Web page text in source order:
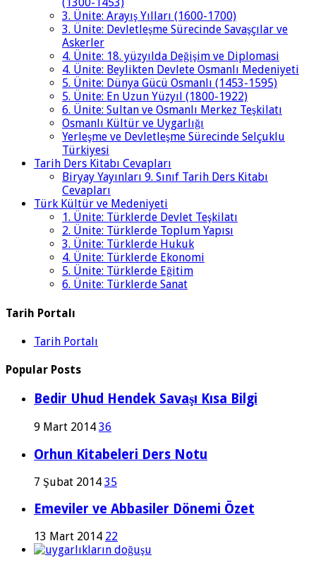
3. Ünite: Arayış Yılları (1600-1700)
3. Ünite: Devletleşme Sürecinde Savaşçılar ve
Askerler
4. Ünite: 18. yüzyılda Değişim ve Diplomasi
4. Ünite: Beylikten Devlete Osmanlı Medeniyeti
5. Ünite: Dünya Gücü Osmanlı (1453-1595)
5. Ünite: En Uzun Yüzyıl (1800-1922)
6. Ünite: Sultan ve Osmanlı Merkez Teşkilatı
Osmanlı Kültür ve Uygarlığı
Yerleşme ve Devletleşme Sürecinde Selçuklu
Türkiyesi
Tarih Ders Kitabı Cevapları
Biryay Yayınları 9. Sınıf Tarih Ders Kitabı
Cevapları
Türk Kültür ve Medeniyeti
1. Ünite: Türklerde Devlet Teşkilatı
2. Ünite: Türklerde Toplum Yapısı
3. Ünite: Türklerde Hukuk
4. Ünite: Türklerde Ekonomi
5. Ünite: Türklerde Eğitim
6. Ünite: Türklerde Sanat
Tarih Portalı
Tarih Portalı
Popular Posts
Bedir Uhud Hendek Savaşı Kısa Bilgi
9 Mart 2014 36
Orhun Kitabeleri Ders Notu
7 Şubat 2014 35
Emeviler ve Abbasiler Dönemi Özet
13 Mart 2014 22